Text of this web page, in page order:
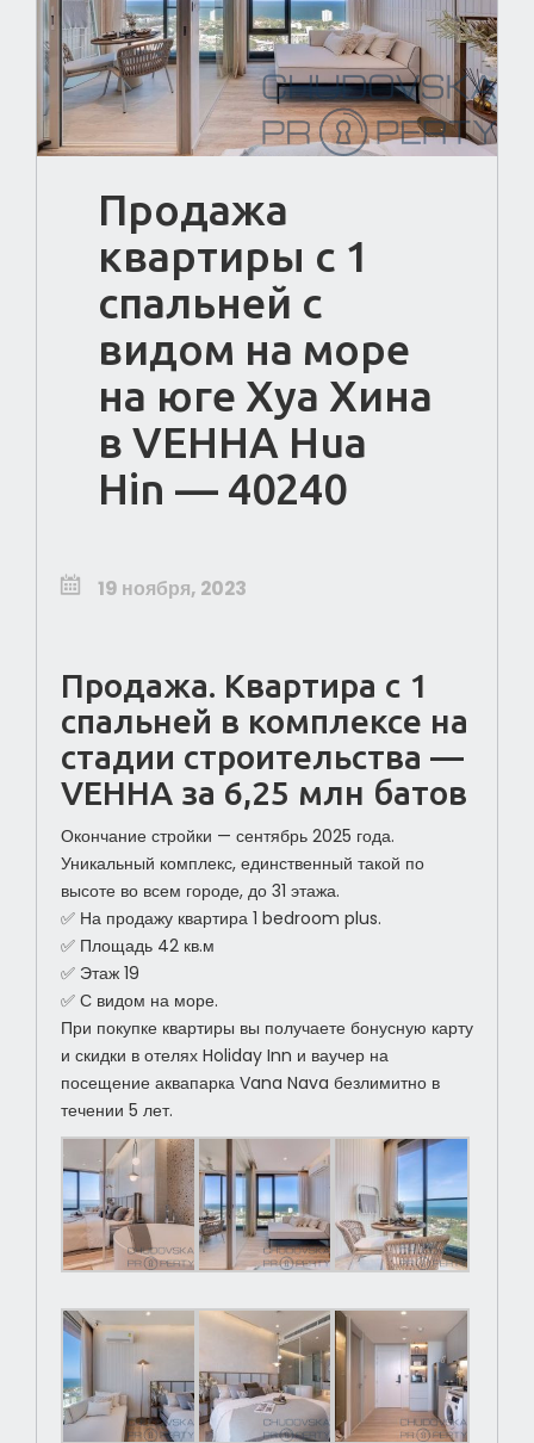
Продажа
квартиры с 1
спальней с
видом на море
на юге Хуа Хина
в VEHHA Hua
Hin — 40240
19 ноября, 2023
Продажа. Квартира с 1
спальней в комплексе на
стадии строительства —
VEHHA за 6,25 млн батов
Окончание стройки — сентябрь 2025 года.
Уникальный комплекс, единственный такой по
высоте во всем городе, до 31 этажа.
✅ На продажу квартира 1 bedroom plus.
✅ Площадь 42 кв.м
✅ Этаж 19
✅ С видом на море.
При покупке квартиры вы получаете бонусную карту
и скидки в отелях Holiday Inn и ваучер на
посещение аквапарка Vana Nava безлимитно в
течении 5 лет.